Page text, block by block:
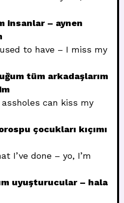
insanlar – aynen
to have – I miss my
tüm arkadaşlarım
can kiss my
çocukları kıçımı
I’ve done – yo, I’m
uyuşturucular – hala